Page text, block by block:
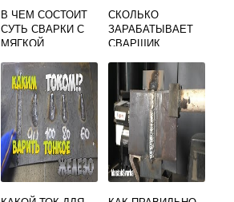
В ЧЕМ СОСТОИТ
СУТЬ СВАРКИ С
МЯГКОЙ
СКОЛЬКО
ЗАРАБАТЫВАЕТ
СВАРЩИК